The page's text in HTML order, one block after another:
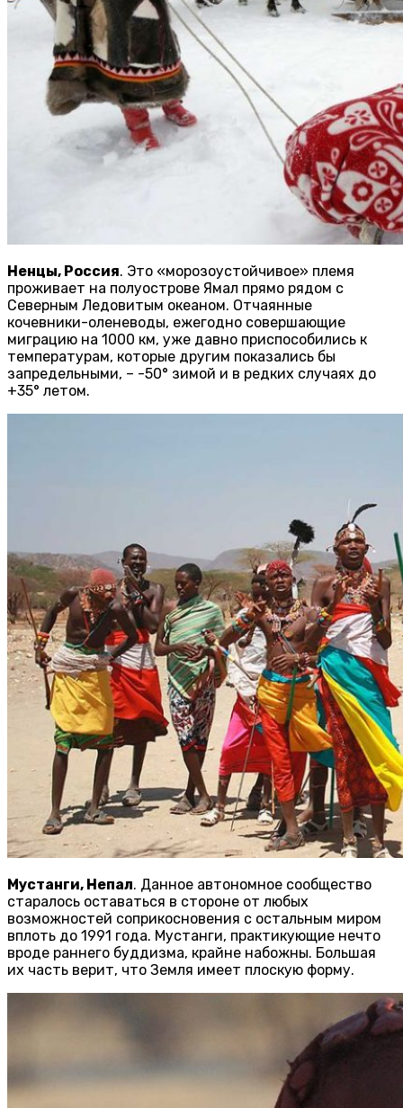
Ненцы, Россия. Это «морозоустойчивое» племя
проживает на полуострове Ямал прямо рядом с
Северным Ледовитым океаном. Отчаянные
кочевники-оленеводы, ежегодно совершающие
миграцию на 1000 км, уже давно приспособились к
температурам, которые другим показались бы
запредельными, – -50° зимой и в редких случаях до
+35° летом.
Мустанги, Непал. Данное автономное сообщество
старалось оставаться в стороне от любых
возможностей соприкосновения с остальным миром
вплоть до 1991 года. Мустанги, практикующие нечто
вроде раннего буддизма, крайне набожны. Большая
их часть верит, что Земля имеет плоскую форму.